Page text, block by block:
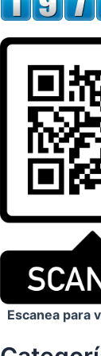
Escanea para